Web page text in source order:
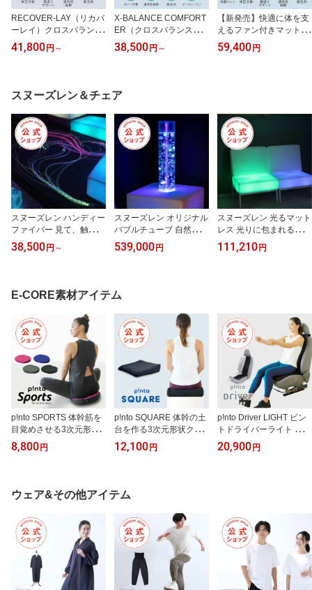
RECOVER-LAY（リカバ
ーレイ）クロスバランス
睡眠 サポート リラック
ス フィット 通気性 マッ
水 腰痛 整体 洗え 快眠 通
気性 丸洗い 寝具 睡眠の
質が上がる 寝返り 呼吸
深い 生活 習慣 作業療法
士 不眠 樹脂
41,800 円 ～
X-BALANCE COMFORT
ER（クロスバランスコ
ンフォーター ）腰痛 整
体 快眠 通気性 丸洗い 樹
ー
38,500 円 ～
【新発売】快適に体を支
えるファン付きマットSa
RattO｜送風マット 冷感
寝汗対策 通気性 蒸れ対
59,400 円
スヌーズレン＆チェア
スヌーズレン ハンディー
ファイバー 見て、触れ
て、心を動かす優しい光
日本製 スヌーズレン 光
ーティー 持ち運び 触感
光 落ち着く 癒やし リラ
ックス リラクゼーション
お家時間
38,500 円 ～
スヌーズレン オリジナル
バブルチューブ 自然と落
ち着く日本製のバブルチ
ューブ 日本製 スヌーズ
律神経 触感 光 落ち着く
癒やし リラックス リラ
クゼーション お家時間
泡 幻想的 振動
539,000 円
スヌーズレン 光るマット
レス 光りに包まれる感覚
日本製【スヌーズレン お
家 福祉 集中力 発想力 自
手入れ簡単】
111,210 円
E-CORE素材アイテム
p!nto SPORTS 体幹筋を
目覚めさせる3次元形
状・最軽量クッション ピ
ントスポーツ 正しい姿勢
ョン 座布団 ヨガ ストレ
ッチ 瞑想 スポーツ 洗え
体幹 坐骨】
8,800 円
p!nto SQUARE 体幹の土
台を作る3次元形状クッ
ション ピントスクエア
正しい姿勢習慣（pinto s
ス チェア デスクワーク
座布団 丸洗い 洗える 樹
脂 腰痛 オフィス ストレ
ートネック 体幹】
12,100 円
p!nto Driver LIGHT ピン
トドライバーライト （pi
nto driver light）日本製
【ドライブ 骨盤 姿勢 猫
20,900 円
ウェア&その他アイテム